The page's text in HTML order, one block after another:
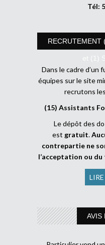
Tél:
RECRUTEMENT
et (1)
Dans le cadre d’un
équipes sur le site
recrutons
(15) Assistants
Le dépôt des
est gratuit.
contrepartie ne
l’acceptation ou
AVIS